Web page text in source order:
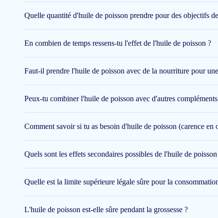
importante d'acides gras oméga-3. Ce sont des acides gras
provenant des huiles végétales et des noix, ainsi que l'EPA et
puiser dans notre alimentation.
poisson oméga-3 est une huile extraite des parties grasses d'un
Quand cela est bien fait, le goût de l'huile de poisson est
Arctic Blue propose aussi de l'huile de poisson avec vitamine
idéales à prendre ensemble.
Les personnes ayant une carence en huile de poisson ont
d'huile de poisson avec vitamine D atteint donc un pic en hiver.
L'huile de poisson,
Pourquoi devrais-je prendre de l'huile de poisson ?
Quelle quantité d'huile de poisson prendre pour des objectifs
En combien de temps ressens-tu l'effet de l'huile de poisson ?
Faut-il prendre l'huile de poisson avec de la nourriture pour
Peux-tu combiner l'huile de poisson avec d'autres
Comment savoir si tu as besoin d'huile de poisson (carence en
Quels sont les effets secondaires possibles de l'huile de
Quelle est la limite supérieure légale sûre pour la
L'huile de poisson est-elle sûre pendant la grossesse ?